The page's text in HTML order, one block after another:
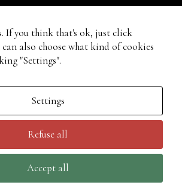
HORARI
– divendres: de 9:30 a 20:30h
Dissabtes: de 9:30 a 13:30h
D’ÚS AVÍS LEGAL
POLÍTICA DE
COOKIES
If you think that's ok, just click
also choose what kind of cookies
"Settings".
Settings
Refuse all
Accept all